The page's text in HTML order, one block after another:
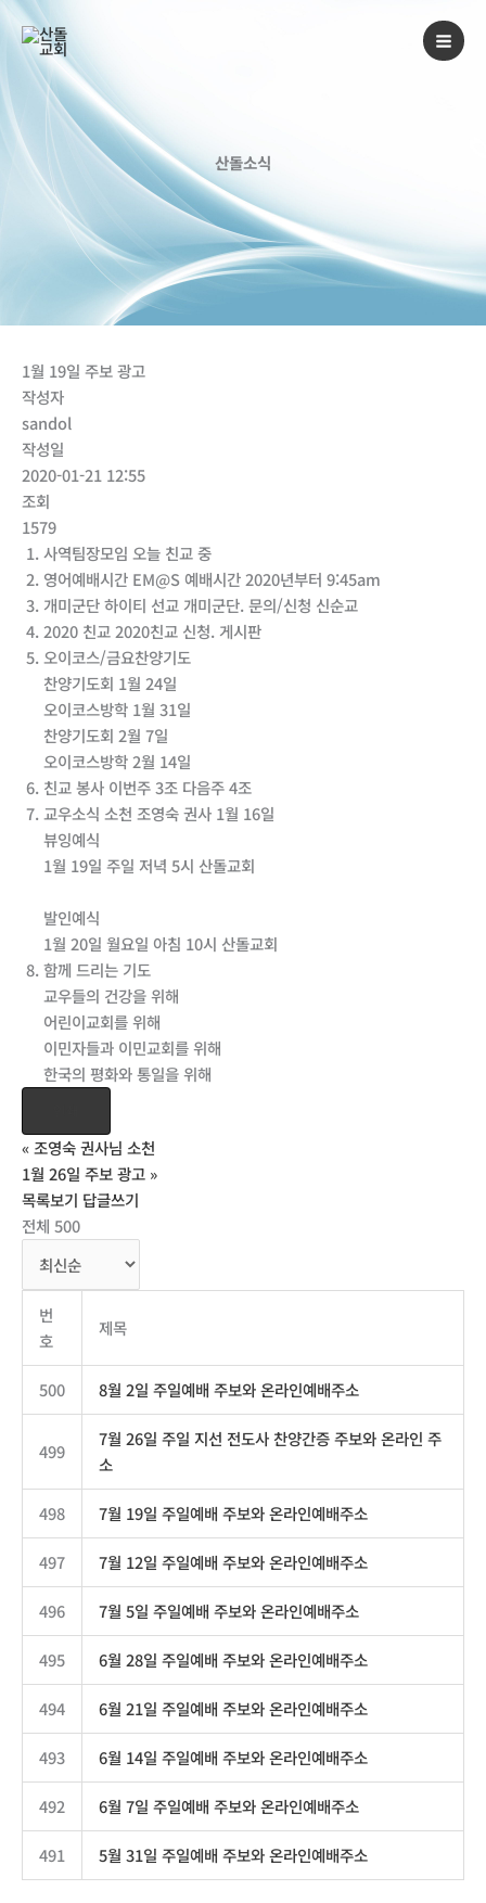
텐
로
산돌소식
1월 19일 주보 광고
작성자
sandol
작성일
2020-01-21 12:55
조회
1579
사역팀장모임 오늘 친교 중
영어예배시간 EM@S 예배시간 2020년부터 9:45am
개미군단 하이티 선교 개미군단. 문의/신청 신순교
2020 친교 2020친교 신청. 게시판
오이코스/금요찬양기도
찬양기도회 1월 24일
오이코스방학 1월 31일
찬양기도회 2월 7일
오이코스방학 2월 14일
친교 봉사 이번주 3조 다음주 4조
교우소식 소천 조영숙 권사 1월 16일
뷰잉예식
1월 19일 주일 저녁 5시 산돌교회
발인예식
1월 20일 월요일 아침 10시 산돌교회
함께 드리는 기도
교우들의 건강을 위해
어린이교회를 위해
이민자들과 이민교회를 위해
한국의 평화와 통일을 위해
«조영숙 권사님 소천
1월 26일 주보 광고 »
목록보기 답글쓰기
전체 500
번
호
제목
500 8월 2일 주일예배 주보와 온라인예배주소
499
7월 26일 주일 지선 전도사 찬양간증 주보와 온라인 주
소
498 7월 19일 주일예배 주보와 온라인예배주소
497 7월 12일 주일예배 주보와 온라인예배주소
496 7월 5일 주일예배 주보와 온라인예배주소
495 6월 28일 주일예배 주보와 온라인예배주소
494 6월 21일 주일예배 주보와 온라인예배주소
493 6월 14일 주일예배 주보와 온라인예배주소
492 6월 7일 주일예배 주보와 온라인예배주소
491 5월 31일 주일예배 주보와 온라인예배주소